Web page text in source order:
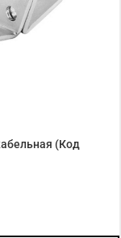
(Код